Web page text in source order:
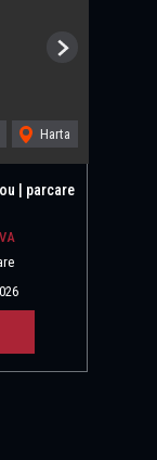
Harta
Next
| parcare
următoare